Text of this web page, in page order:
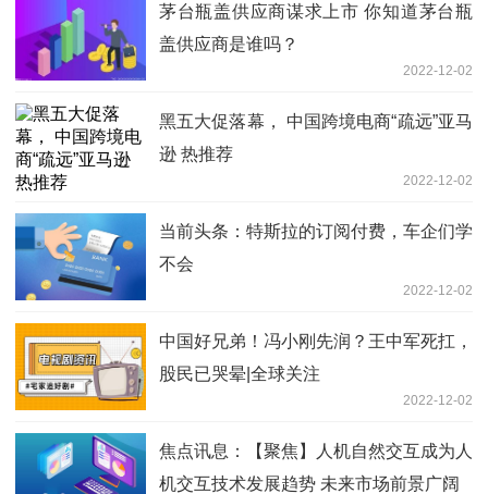
茅台瓶盖供应商谋求上市 你知道茅台瓶
盖供应商是谁吗？
2022-12-02
黑五大促落幕， 中国跨境电商“疏远”亚马
逊 热推荐
2022-12-02
当前头条：特斯拉的订阅付费，车企们学
不会
2022-12-02
中国好兄弟！冯小刚先润？王中军死扛，
股民已哭晕|全球关注
2022-12-02
焦点讯息：【聚焦】人机自然交互成为人
机交互技术发展趋势 未来市场前景广阔